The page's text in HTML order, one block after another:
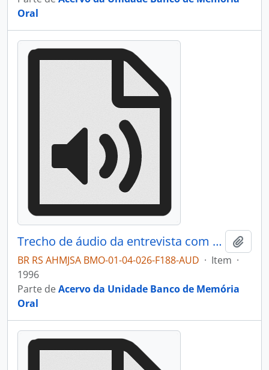
Oral
Trecho de áudio da entrevista com Mário David Vanin
BR RS AHMJSA BMO-01-04-026-F188-AUD · Item ·
1996
Parte deAcervo da Unidade Banco de Memória
Oral